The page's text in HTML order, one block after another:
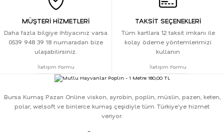
MÜŞTERİ HİZMETLERİ
Daha fazla bilgiye ihtiyacınız varsa
0539 948 39 18 numaradan bize
ulaşabilirsiniz.
İletişim Formu
TAKSİT SEÇENEKLERİ
Tüm kartlara 12 taksit imkanı ile
kolay ödeme yöntemlerimizi
kullanın
İletişim Formu
Bursa Kumaş Pazarı Online viskon, ayrobin, poplin, müslin, pazen, keten,
polar, welsoft ve binlerce kumaş çeşidiyle tüm Türkiye'ye hizmet
veriyor.